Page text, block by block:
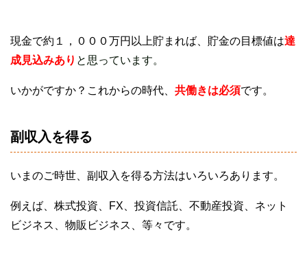
現金で約１，０００万円以上貯まれば、貯金の目標値は達
成見込みあり と思っています。
いかがですか？これからの時代、 共働きは必須です。
副収入を得る
いまのご時世、副収入を得る方法はいろいろあります。
例えば、株式投資、FX、投資信託、不動産投資、ネット
ビジネス、物販ビジネス、等々です。